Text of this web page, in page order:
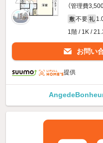
（管理費3,500
敷 不要 礼
1階 / 1K /
お問い
提供